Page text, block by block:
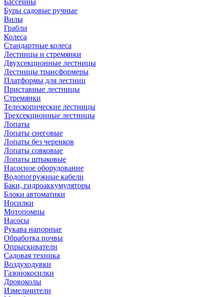
Бассейны
Буры садовые ручные
Вилы
Грабли
Колеса
Стандартные колеса
Лестницы и стремянки
Двухсекционные лестницы
Лестницы трансформеры
Платформы для лестниц
Приставные лестницы
Стремянки
Телескопические лестницы
Трехсекционные лестницы
Лопаты
Лопаты снеговые
Лопаты без черенков
Лопаты совковые
Лопаты штыковые
Насосное оборудование
Водопогружные кабели
Баки, гидроаккумуляторы
Блоки автоматики
Носилки
Мотопомпы
Насосы
Рукава напорные
Обработка почвы
Опрыскиватели
Садовая техника
Воздуходувки
Газонокосилки
Дровоколы
Измельчители